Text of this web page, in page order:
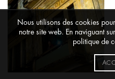
Nous utilisons des cookies
notre site web. En naviguant
politique de